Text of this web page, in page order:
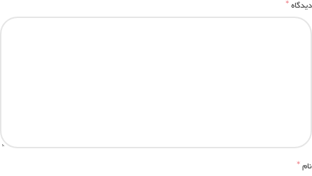
دیدگاه*
نام*